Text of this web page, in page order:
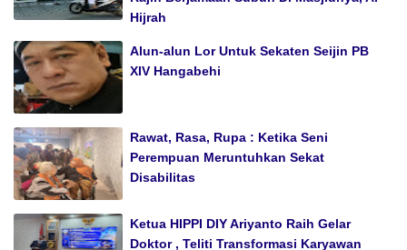
Hijrah
Alun-alun Lor Untuk Sekaten Seijin PB
XIV Hangabehi
Rawat, Rasa, Rupa : Ketika Seni
Perempuan Meruntuhkan Sekat
Disabilitas
Ketua HIPPI DIY Ariyanto Raih Gelar
Doktor , Teliti Transformasi Karyawan